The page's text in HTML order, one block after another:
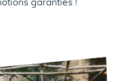
garanties !